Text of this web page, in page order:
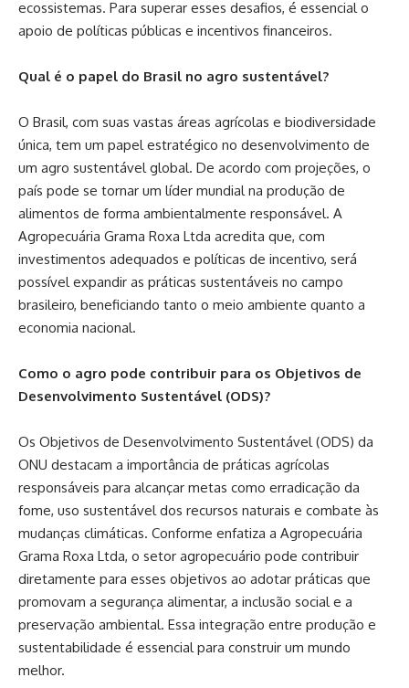
ecossistemas. Para superar esses desafios, é essencial o
apoio de políticas públicas e incentivos financeiros.
Qual é o papel do Brasil no agro sustentável?
O Brasil, com suas vastas áreas agrícolas e biodiversidade
única, tem um papel estratégico no desenvolvimento de
um agro sustentável global. De acordo com projeções, o
país pode se tornar um líder mundial na produção de
alimentos de forma ambientalmente responsável. A
Agropecuária Grama Roxa Ltda acredita que, com
investimentos adequados e políticas de incentivo, será
possível expandir as práticas sustentáveis no campo
brasileiro, beneficiando tanto o meio ambiente quanto a
economia nacional.
Como o agro pode contribuir para os Objetivos de
Desenvolvimento Sustentável (ODS)?
Os Objetivos de Desenvolvimento Sustentável (ODS) da
ONU destacam a importância de práticas agrícolas
responsáveis para alcançar metas como erradicação da
fome, uso sustentável dos recursos naturais e combate às
mudanças climáticas. Conforme enfatiza a Agropecuária
Grama Roxa Ltda, o setor agropecuário pode contribuir
diretamente para esses objetivos ao adotar práticas que
promovam a segurança alimentar, a inclusão social e a
preservação ambiental. Essa integração entre produção e
sustentabilidade é essencial para construir um mundo
melhor.